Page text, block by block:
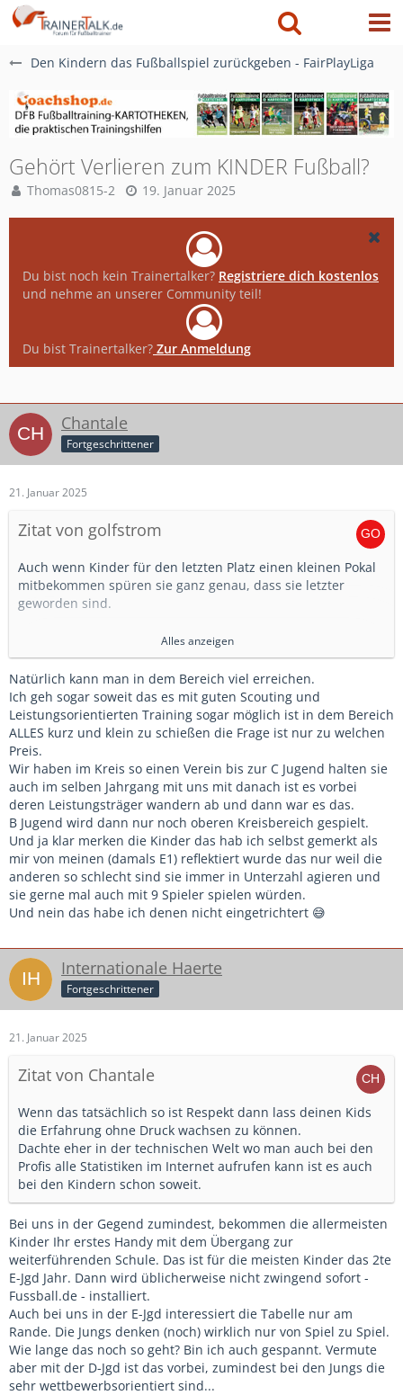
Den Kindern das Fußballspiel zurückgeben - FairPlayLiga
Gehört Verlieren zum KINDER Fußball?
Thomas0815-2 19. Januar 2025
Du bist noch kein Trainertalker? Registriere dich kostenlos
und nehme an unserer Community teil!
Du bist Trainertalker? Zur Anmeldung
Chantale
Fortgeschrittener
21. Januar 2025
Zitat von golfstrom
Auch wenn Kinder für den letzten Platz einen kleinen Pokal
mitbekommen spüren sie ganz genau, dass sie letzter
geworden sind.
Auch bei den Modi im Kinderfußball geht es immer um
Siegen und Verlieren und Kinder spüren schon sehr früh,
dass sie nicht gewonnen haben.
Ich finde, dass man als Trainer durchaus den Kindern klar
machen kann, dass es andere Teams gibt, die eben besser
sind. Wichtig ist, dass man als Trainer einschätzen kann,
warum andere Teams besser waren:
- älterer Jahrgang
- größerer Verein und damit vielleicht mehr
Leistungsorientierung
- vielleicht auch mehr Training
Meine Erfahrung ist, dass man im Bereich G-E-Jugend sehr
schnell Teams auf Ergebnisse trimmen kann. In diesen
Altersklassen hast du extreme Unterschiede zwischen den
überhaupt nicht repräsentativ.
In diesen Altersklassen sollte man bei den Kids also schon
eher das Positive sehen und sie nicht all zu sehr kritisieren,
weil eben die Bedingungen oftmals überhaupt nicht
Teams und Vereine normalerweise auch in den passenden
Leistungsstärken ein und C- bis A-Jugendliche kann man
schon auch sehr deutlich vermitteln warum ein Spiel
verloren wurde.
In diesen Altersklassen sieht man schon sehr gut, welche
Teams grundsätzlich besser trainieren und in welchen
Teams eventuell auch mehr Disziplin und Willenskraft
von der Leistung des Trainers ab.
Alles anzeigen
Natürlich kann man in dem Bereich viel erreichen.
Ich geh sogar soweit das es mit guten Scouting und
Leistungsorientierten Training sogar möglich ist in dem Bereich
ALLES kurz und klein zu schießen die Frage ist nur zu welchen
Preis.
Wir haben im Kreis so einen Verein bis zur C Jugend halten sie
auch im selben Jahrgang mit uns mit danach ist es vorbei
deren Leistungsträger wandern ab und dann war es das.
B Jugend wird dann nur noch oberen Kreisbereich gespielt.
Und ja klar merken die Kinder das hab ich selbst gemerkt als
mir von meinen (damals E1) reflektiert wurde das nur weil die
anderen so schlecht sind sie immer in Unterzahl agieren und
sie gerne mal auch mit 9 Spieler spielen würden.
Und nein das habe ich denen nicht eingetrichtert 😅
Internationale Haerte
Fortgeschrittener
21. Januar 2025
Zitat von Chantale
Wenn das tatsächlich so ist Respekt dann lass deinen Kids
die Erfahrung ohne Druck wachsen zu können.
Dachte eher in der technischen Welt wo man auch bei den
Profis alle Statistiken im Internet aufrufen kann ist es auch
bei den Kindern schon soweit.
Bei uns in der Gegend zumindest, bekommen die allermeisten
Kinder Ihr erstes Handy mit dem Übergang zur
weiterführenden Schule. Das ist für die meisten Kinder das 2te
E-Jgd Jahr. Dann wird üblicherweise nicht zwingend sofort -
Fussball.de - installiert.
Auch bei uns in der E-Jgd interessiert die Tabelle nur am
Rande. Die Jungs denken (noch) wirklich nur von Spiel zu Spiel.
Wie lange das noch so geht? Bin ich auch gespannt. Vermute
aber mit der D-Jgd ist das vorbei, zumindest bei den Jungs die
sehr wettbewerbsorientiert sind...